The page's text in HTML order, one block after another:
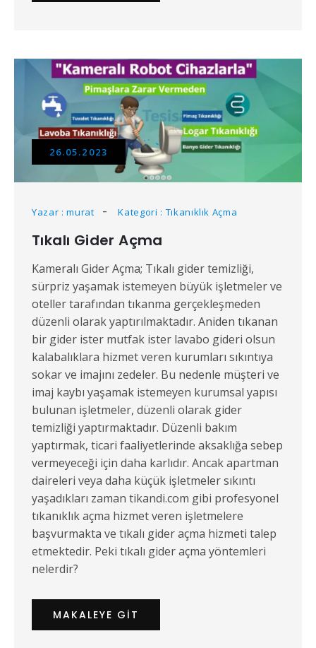
26.05.2023
Yazar : murat Kategori : Tıkanıklık Açma
Tıkalı Gider Açma
Kameralı Gider Açma; Tıkalı gider temizliği,
sürpriz yaşamak istemeyen büyük işletmeler ve
oteller tarafından tıkanma gerçekleşmeden
düzenli olarak yaptırılmaktadır. Aniden tıkanan
bir gider ister mutfak ister lavabo gideri olsun
kalabalıklara hizmet veren kurumları sıkıntıya
sokar ve imajını zedeler. Bu nedenle müşteri ve
imaj kaybı yaşamak istemeyen kurumsal yapısı
bulunan işletmeler, düzenli olarak gider
temizliği yaptırmaktadır. Düzenli bakım
yaptırmak, ticari faaliyetlerinde aksaklığa sebep
vermeyeceği için daha karlıdır. Ancak apartman
daireleri veya daha küçük işletmeler sıkıntı
yaşadıkları zaman tikandi.com gibi profesyonel
tıkanıklık açma hizmet veren işletmelere
başvurmakta ve tıkalı gider açma hizmeti talep
etmektedir. Peki tıkalı gider açma yöntemleri
nelerdir?
MAKALEYE GIT